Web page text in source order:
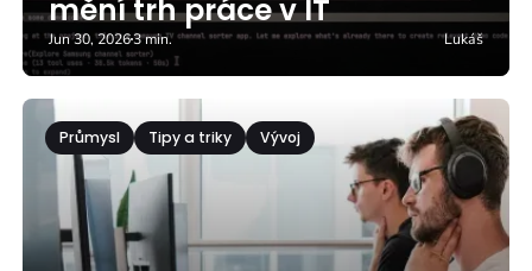
mění trh práce v IT
Jun 30, 20263 min. Lukáš
Průmysl Tipy a triky Vývoj